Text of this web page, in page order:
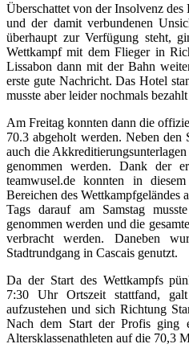
Überschattet von der Insolvenz
und der damit verbundenen
überhaupt zur Verfügung steht,
Wettkampf mit dem Flieger in
Lissabon dann mit der Bahn
erste gute Nachricht. Das Hotel
musste aber leider nochmals
Am Freitag konnten dann die
70.3 abgeholt werden. Neben den
auch die
genommen werden. Dank der
teamwusel.de konnten in
Bereichen des Wettkampfgeländes
Tags darauf am Samstag
genommen werden und die
verbracht werden. Daneben
Stadtrundgang in Cascais genutzt.
Da der Start des Wettkampfs
7:30 Uhr Ortszeit stattfand,
aufzustehen und sich Richtung
Nach dem Start der Profis ging
Altersklassenathleten auf die 70,3